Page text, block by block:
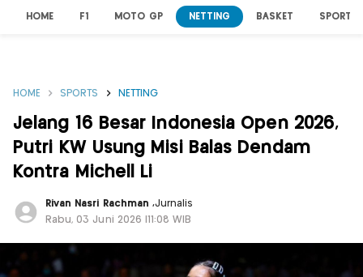
HOME F1 MOTO GP NETTING BASKET SPORT
HOME SPORTS NETTING
Jelang 16 Besar Indonesia Open 2026,
Putri KW Usung Misi Balas Dendam
Kontra Michell Li
Rivan Nasri Rachman ,Jurnalis
Rabu, 03 Juni 2026 |11:08 WIB